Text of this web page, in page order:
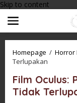
Skip to content
Homepage / Horror
Terlupakan
Film Oculus:
Tidak